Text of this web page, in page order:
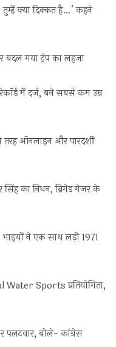
क्या दिक्कत है…’ कहने
बदल गया ट्रंप का लहजा
में दर्ज, बने सबसे कम उम्र
तरह ऑनलाइन और पारदर्शी
का निधन, ब्रिगेड मेजर के
ने एक साथ लड़ी 1971
Sports प्रतियोगिता,
पलटवार, बोले- कांग्रेस